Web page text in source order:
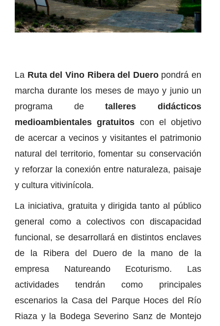
La Ruta del Vino Ribera del Dueropondrá en
marcha durante los meses de mayo y junio un
programa detalleres didácticos
medioambientales gratuitos con el objetivo
de acercar a vecinos y visitantes el patrimonio
natural del territorio, fomentar su conservación
y reforzar la conexión entre naturaleza, paisaje
y cultura vitivinícola.
La iniciativa, gratuita y dirigida tanto al público
general como a colectivos con discapacidad
funcional, se desarrollará en distintos enclaves
de la Ribera del Duero de la mano de la
empresa Natureando Ecoturismo. Las
actividades tendrán como principales
escenarios la Casa del Parque Hoces del Río
Riaza y la Bodega Severino Sanz de Montejo